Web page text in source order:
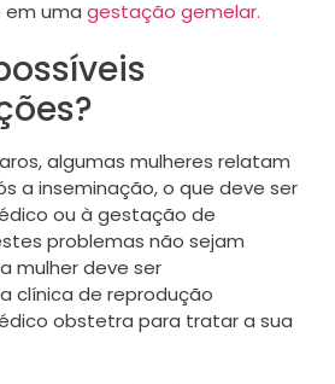
uma gestação gemelar.
algumas mulheres relatam
a inseminação, o que deve ser
ou à gestação de
problemas não sejam
mulher deve ser
clínica de reprodução
obstetra para tratar a sua